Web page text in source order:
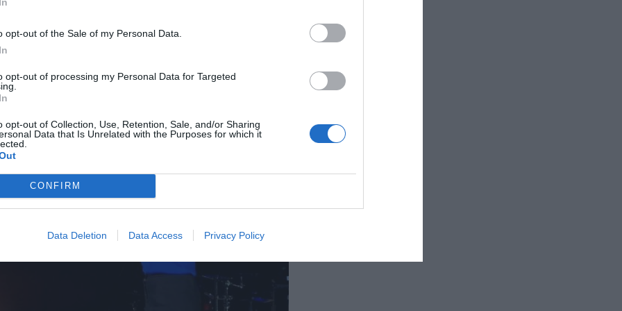
opt-out of the Sale of my Personal Data.
opt-out of processing my Personal Data for Targeted
opt-out of Collection, Use, Retention, Sale, and/or Sharing
Data that Is Unrelated with the Purposes for which it
CONFIRM
Data Deletion Data Access Privacy Policy
Santa María, a Colombia, una zona de trobada
de la startup pel 2022 és sumar tres
i consolidar el mercat a Llatinoamèrica.